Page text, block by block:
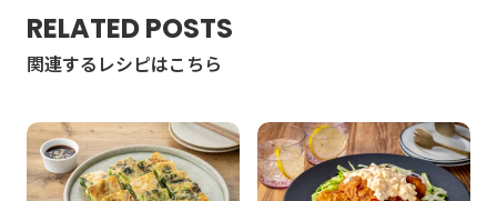
RELATED POSTS
関連するレシピはこちら